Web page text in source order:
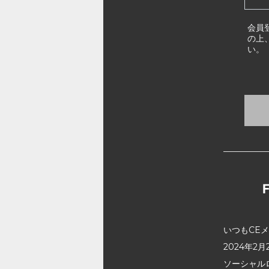
会員
の上
い。
いつもCE
2024年2月
ソーシャ